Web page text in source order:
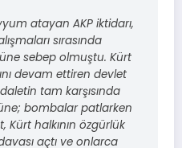
atayan AKP iktidarı,
sırasında
sebep olmuştu. Kürt
devam ettiren devlet
tam karşısında
bombalar patlarken
Kürt halkının özgürlük
açtı ve onlarca